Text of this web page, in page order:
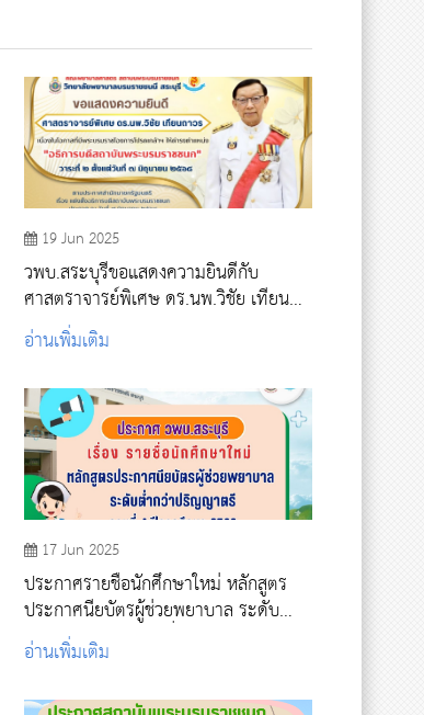
19 Jun 2025
วพบ.สระบุรีขอแสดงความยินดีกับ
ศาสตราจารย์พิเศษ ดร.นพ.วิชัย เทียน
ถาวรในโอกาสดำรงตำแหน่ง"อธิการบดี
สถาบันพระบรมราชชนก"
อ่านเพิ่มเติม
17 Jun 2025
ประกาศรายชื่อนักศึกษาใหม่ หลักสูตร
ประกาศนียบัตรผู้ช่วยพยาบาล ระดับต่ำ
กว่าปริญญาตรี รอบที่ 4 ปีการศึกษา
2568
อ่านเพิ่มเติม